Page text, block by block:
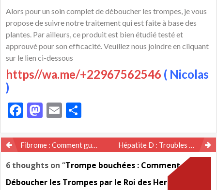
Alors pour un soin complet de déboucher les trompes, je vous
propose de suivre notre traitement qui est faite à base des
plantes. Par ailleurs, ce produit est bien étudié testé et
approuvé pour son efficacité. Veuillez nous joindre en cliquant
sur le lien ci-dessous
https//wa.me/+22967562546 ( Nicolas
)
Facebook
Mastodon
Email
Navigation
de
l’article
Fibrome : Comment guérir le Fibrome avec le Moringa ? Hépatite D : Troubles du Foie Solution Naturelle
6 thoughts on “Trompe bouchées : Comment
Déboucher les Trompes par le Roi des Herbes ?